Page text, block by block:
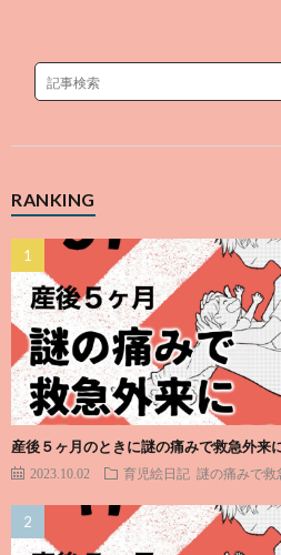
RANKING
産後５ヶ月のときに謎の痛みで救急外来
2023.10.02 育児絵日記 謎の痛みで救